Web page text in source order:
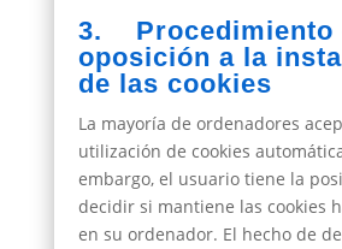
3. Procedimiento
oposición a la
de las cookies
La mayoría de ordenadores
utilización de cookies
embargo, el usuario tiene la
decidir si mantiene las cookies
en su ordenador. El hecho de